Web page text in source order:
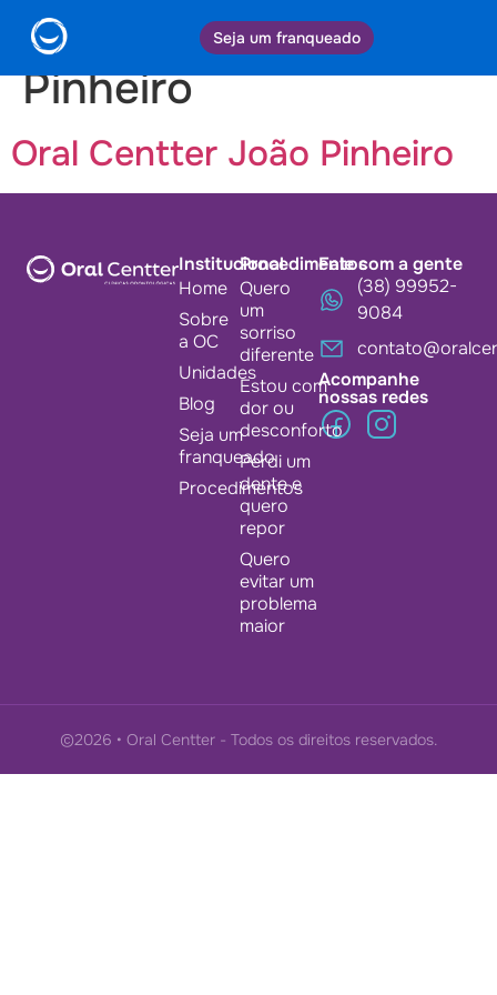
Seja um franqueado
Cidade:
João
Pinheiro
Oral Centter João Pinheiro
Institucional
Home
Sobre
a OC
Unidades
Blog
Seja um
franqueado
Procedimentos
Procedimentos
Quero
um
sorriso
diferente
Estou com
dor ou
desconforto
Perdi um
dente e
quero
repor
Quero
evitar um
problema
maior
Fale com a gente
(38) 99952-
9084
Acompanhe
nossas redes
©2026 • Oral Centter - Todos os direitos reservados.